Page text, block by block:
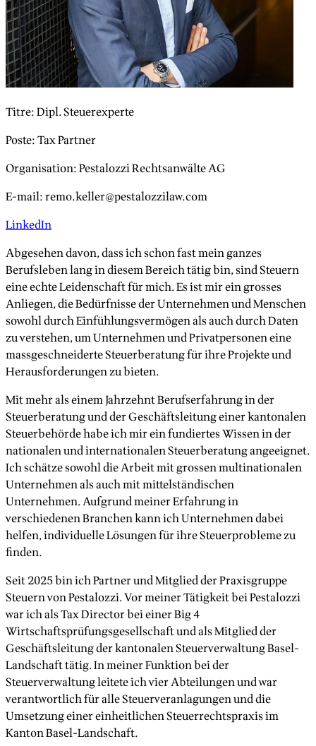
Titre:Dipl. Steuerexperte
Poste:Tax Partner
Organisation:Pestalozzi Rechtsanwälte AG
E-mail:remo.keller@pestalozzilaw.com
LinkedIn
Abgesehen davon, dass ich schon fast mein ganzes
Berufsleben lang in diesem Bereich tätig bin, sind Steuern
eine echte Leidenschaft für mich. Es ist mir ein grosses
Anliegen, die Bedürfnisse der Unternehmen und Menschen
sowohl durch Einfühlungsvermögen als auch durch Daten
zu verstehen, um Unternehmen und Privatpersonen eine
massgeschneiderte Steuerberatung für ihre Projekte und
Herausforderungen zu bieten.
Mit mehr als einem Jahrzehnt Berufserfahrung in der
Steuerberatung und der Geschäftsleitung einer kantonalen
Steuerbehörde habe ich mir ein fundiertes Wissen in der
nationalen und internationalen Steuerberatung angeeignet.
Ich schätze sowohl die Arbeit mit grossen multinationalen
Unternehmen als auch mit mittelständischen
Unternehmen. Aufgrund meiner Erfahrung in
verschiedenen Branchen kann ich Unternehmen dabei
helfen, individuelle Lösungen für ihre Steuerprobleme zu
finden.
Seit 2025 bin ich Partner und Mitglied der Praxisgruppe
Steuern von Pestalozzi. Vor meiner Tätigkeit bei Pestalozzi
war ich als Tax Director bei einer Big 4
Wirtschaftsprüfungsgesellschaft und als Mitglied der
Geschäftsleitung der kantonalen Steuerverwaltung Basel-
Landschaft tätig. In meiner Funktion bei der
Steuerverwaltung leitete ich vier Abteilungen und war
verantwortlich für alle Steuerveranlagungen und die
Umsetzung einer einheitlichen Steuerrechtspraxis im
Kanton Basel-Landschaft.